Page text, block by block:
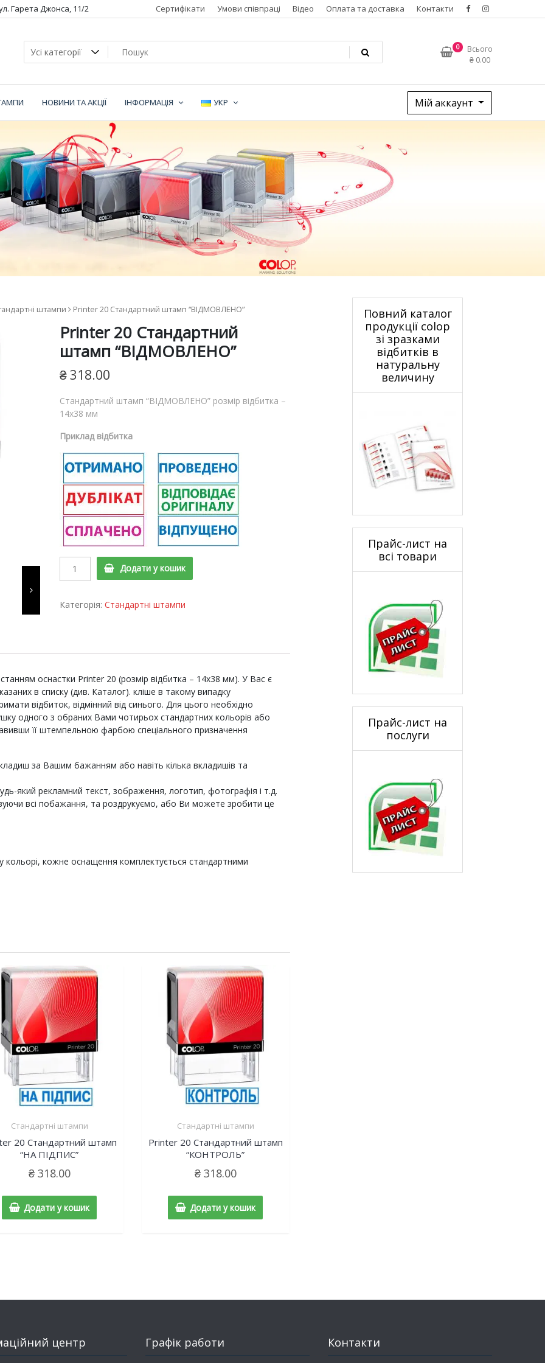
Гарета Джонса, 11/2 Сертифікати Умови співпраці Відео Оплата та доставка Контакти
0
Всього
₴ 0.00
НОВИНИ ТА АКЦІЇ ІНФОРМАЦІЯ УКР Мій аккаунт
штампи Printer 20 Cтандартний штамп “ВІДМОВЛЕНО”
Printer 20 Cтандартний
штамп “ВІДМОВЛЕНО”
₴318.00
Cтандартний штамп “ВІДМОВЛЕНО” розмір відбитка –
14х38 мм
Приклад відбитка
штамп
"ВІДМОВЛЕНО"
Додати у кошик
Категорія: Стандартні штампи
оснастки Printer 20 (розмір відбитка – 14х38 мм). У Вас є
в списку (див. Каталог). кліше в такому випадку
відбиток, відмінний від синього. Для цього необхідно
одного з обраних Вами чотирьох стандартних кольорів або
її штемпельною фарбою спеціального призначення
за Вашим бажанням або навіть кілька вкладишів та
який рекламний текст, зображення, логотип, фотографія і т.д.
всі побажання, та роздрукуємо, або Ви можете зробити це
кожне оснащення комплектується стандартними
Стандартні штампи
20 Cтандартний штамп
“НА ПІДПИС”
₴318.00
Додати у кошик
Стандартні штампи
Printer 20 Cтандартний штамп
“КОНТРОЛЬ”
₴318.00
Додати у кошик
Повний каталог
продукції colop
зі зразками
відбитків в
натуральну
величину
Прайс-лист на
всі товари
Прайс-лист на
послуги
центр Графік работи Контакти